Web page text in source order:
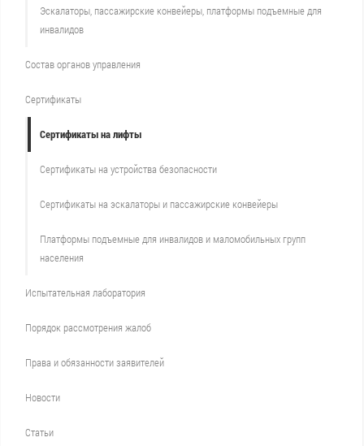
Эскалаторы, пассажирские конвейеры, платформы подъемные для
инвалидов
Состав органов управления
Сертификаты
Сертификаты на лифты
Сертификаты на устройства безопасности
Сертификаты на эскалаторы и пассажирские конвейеры
Платформы подъемные для инвалидов и маломобильных групп
населения
Испытательная лаборатория
Порядок рассмотрения жалоб
Права и обязанности заявителей
Новости
Статьи